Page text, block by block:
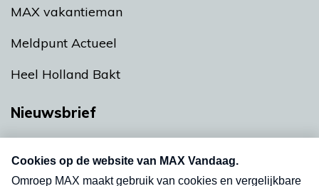
MAX vakantieman
Meldpunt Actueel
Heel Holland Bakt
Nieuwsbrief
nieuwsbrief. Elke vrijdag- en dinsdagochtend in
uw mailbox.